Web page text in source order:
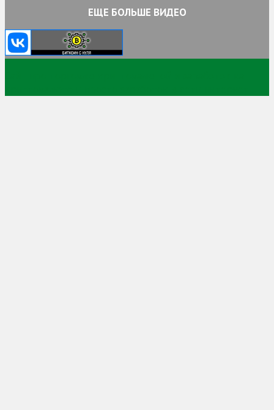
ЕЩЕ БОЛЬШЕ ВИДЕО